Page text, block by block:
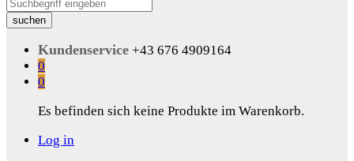
suchen
Kundenservice +43 676 4909164
0
0
Es befinden sich keine Produkte im Warenkorb.
Log in